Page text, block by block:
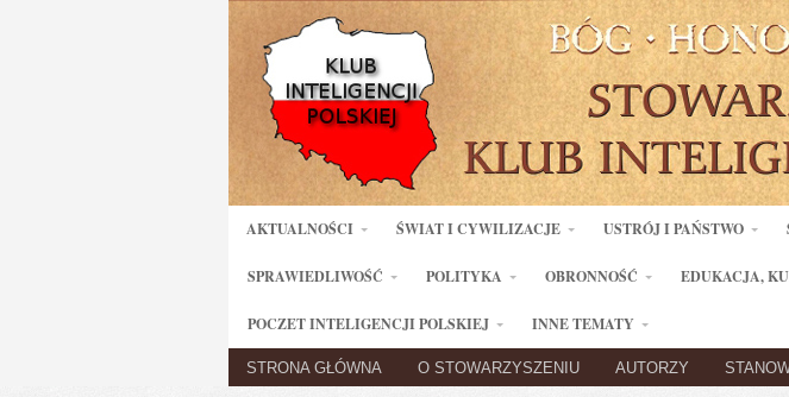
AKTUALNOŚCI ŚWIAT I CYWILIZACJE USTRÓJ I PAŃSTWO
SPRAWIEDLIWOŚĆ POLITYKA OBRONNOŚĆ EDUKACJA,
POCZET INTELIGENCJI POLSKIEJ INNE TEMATY
STRONA GŁÓWNA O STOWARZYSZENIU AUTORZY